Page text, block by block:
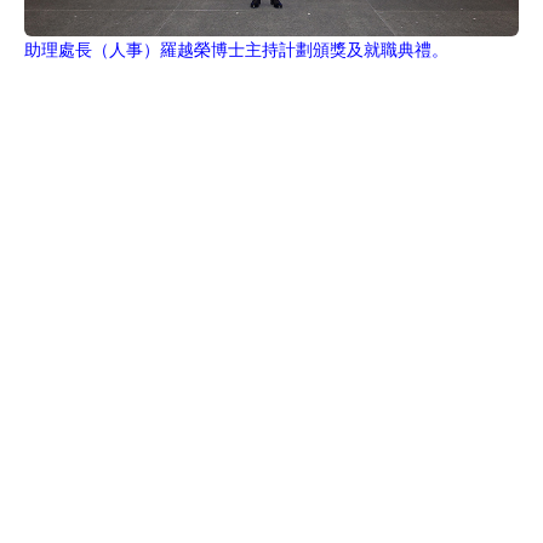
助理處長（人事）羅越榮博士主持計劃頒獎及就職典禮。